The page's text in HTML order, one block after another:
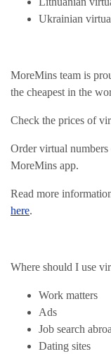
Ukrainian
MoreMins team is
the cheapest in the
Check the prices of
Order virtual numbers
MoreMins app.
Read more
here.
Where should I use
Work matters
Ads
Job search
Dating sites